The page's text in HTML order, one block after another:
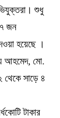
শুধু
জন
হয়েছে ।
আহমেদ, মো.
সাড়ে ৪
টাকার